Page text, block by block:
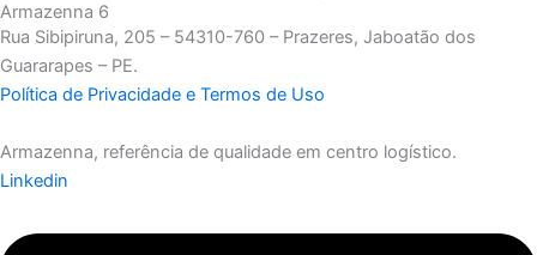
Armazenna 6
Rua Sibipiruna, 205 – 54310-760 – Prazeres, Jaboatão dos
Guararapes – PE.
Política de Privacidade e Termos de Uso
Armazenna, referência de qualidade em centro logístico.
Linkedin